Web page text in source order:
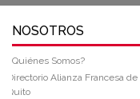
NOSOTROS
¿Quiénes Somos?
Directorio Alianza Francesa de
Quito